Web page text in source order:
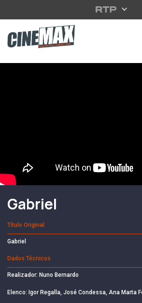
Saltar para o conteúdo principal
Filme em Cartaz
Gabriel
Título Original
Gabriel
Dados Técnicos
Realizador: Nuno Bernardo
Elenco: Igor Regalla, José Condessa, Ana Marta